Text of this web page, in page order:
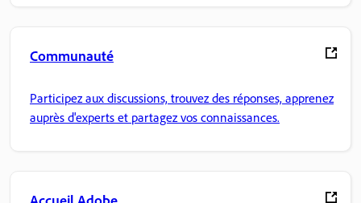
Communauté
Participez aux discussions, trouvez des réponses, apprenez
auprès d'experts et partagez vos connaissances.